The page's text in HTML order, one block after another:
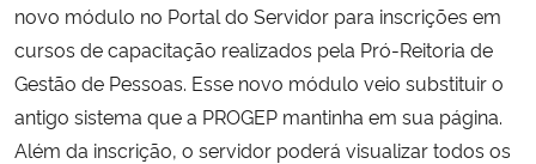
Ministério da Ciência, Tecnologia, Inovações e Comunicações
Ministério do Meio Ambiente
Ministério do Turismo
novo módulo no Portal do Servidor para inscrições em
cursos de capacitação realizados pela Pró-Reitoria de
Gestão de Pessoas. Esse novo módulo veio substituir o
antigo sistema que a PROGEP mantinha em sua página.
Além da inscrição, o servidor poderá visualizar todos os